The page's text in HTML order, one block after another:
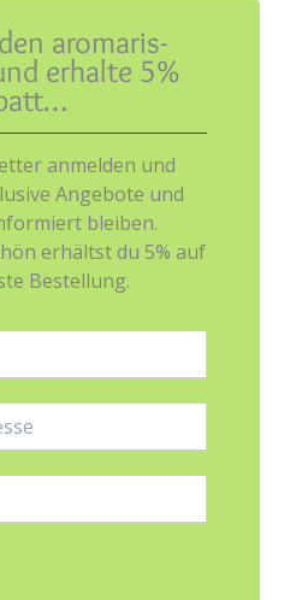
aromaris-
erhalte 5%
anmelden und
Angebote und
bleiben.
erhältst du 5% auf
Bestellung.